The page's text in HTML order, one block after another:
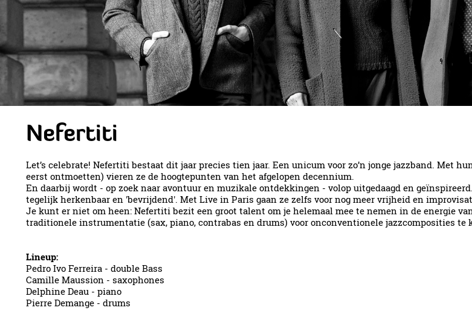
Nefertiti
Let’s celebrate! Nefertiti bestaat dit jaar precies tien jaar. Een unicum voor zo’n jonge jazzband. Met
eerst ontmoetten) vieren ze de hoogtepunten van het afgelopen decennium.
En daarbij wordt - op zoek naar avontuur en muzikale ontdekkingen - volop uitgedaagd en
tegelijk herkenbaar en 'bevrijdend'. Met Live in Paris gaan ze zelfs voor nog meer vrijheid en
Je kunt er niet om heen: Nefertiti bezit een groot talent om je helemaal mee te nemen in de energie
traditionele instrumentatie (sax, piano, contrabas en drums) voor onconventionele jazzcomposities te
Lineup:
Pedro Ivo Ferreira - double Bass
Camille Maussion - saxophones
Delphine Deau - piano
Pierre Demange - drums